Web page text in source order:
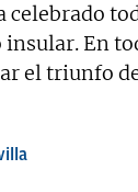
celebrado
En
el triunfo